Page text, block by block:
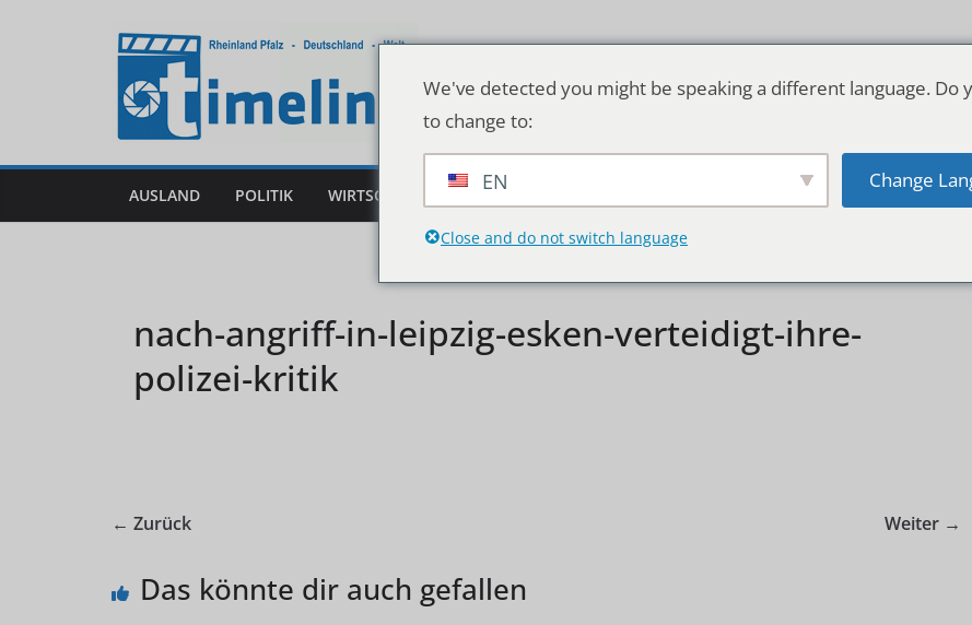
AUSLAND POLITIK WIRTSCHAFT DEUTSCHLAND & WELT
nach-angriff-in-leipzig-esken-verteidigt-ihre-
polizei-kritik
← Zurück Weiter →
Das könnte dir auch gefallen
We've detected you might be speaking a different language. Do
to change to:
EN Change
Close and do not switch language